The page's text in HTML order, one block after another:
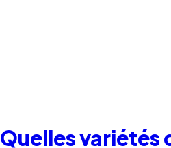
Quelles variétés